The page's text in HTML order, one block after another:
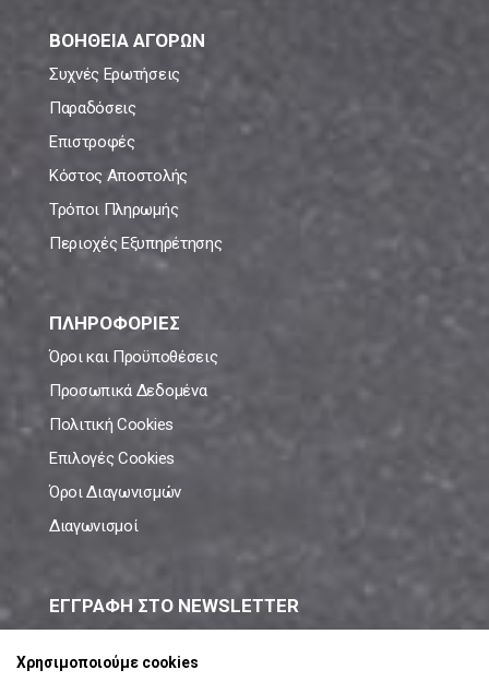
ΒΟΗΘΕΙΑ ΑΓΟΡΩΝ
Συχνές Ερωτήσεις
Παραδόσεις
Επιστροφές
Κόστος Αποστολής
Τρόποι Πληρωμής
Περιοχές Εξυπηρέτησης
ΠΛΗΡΟΦΟΡΙΕΣ
Όροι και Προϋποθέσεις
Προσωπικά Δεδομένα
Πολιτική Cookies
Επιλογές Cookies
Όροι Διαγωνισμών
Διαγωνισμοί
ΕΓΓΡΑΦΗ ΣΤΟ NEWSLETTER
Χρησιμοποιούμε cookies